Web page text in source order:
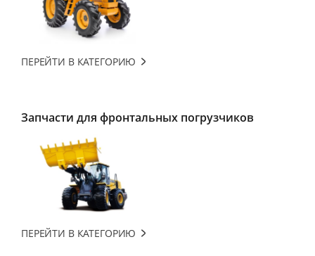
ПЕРЕЙТИ В КАТЕГОРИЮ
Запчасти для фронтальных погрузчиков
ПЕРЕЙТИ В КАТЕГОРИЮ